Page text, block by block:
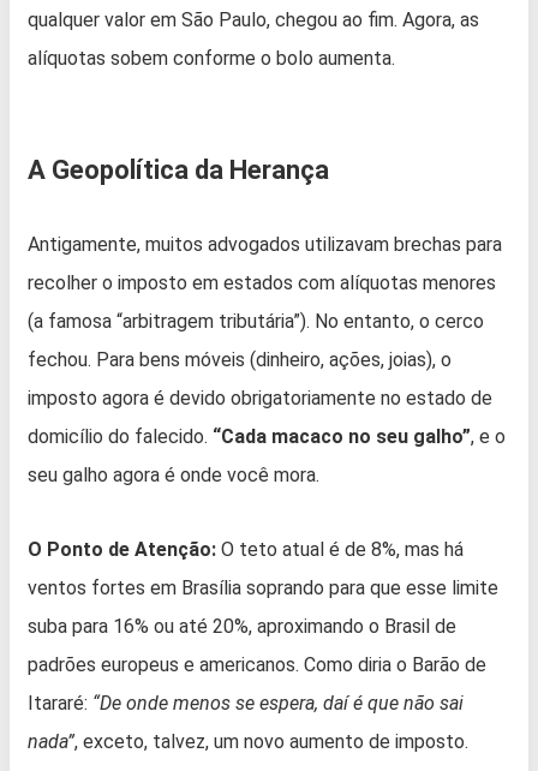
qualquer valor em São Paulo, chegou ao fim. Agora, as
alíquotas sobem conforme o bolo aumenta.
A Geopolítica da Herança
Antigamente, muitos advogados utilizavam brechas para
recolher o imposto em estados com alíquotas menores
(a famosa “arbitragem tributária”). No entanto, o cerco
fechou. Para bens móveis (dinheiro, ações, joias), o
imposto agora é devido obrigatoriamente no estado de
domicílio do falecido. “Cada macaco no seu galho”, e o
seu galho agora é onde você mora.
O Ponto de Atenção: O teto atual é de 8%, mas há
ventos fortes em Brasília soprando para que esse limite
suba para 16% ou até 20%, aproximando o Brasil de
padrões europeus e americanos. Como diria o Barão de
Itararé: “De onde menos se espera, daí é que não sai
nada”, exceto, talvez, um novo aumento de imposto.